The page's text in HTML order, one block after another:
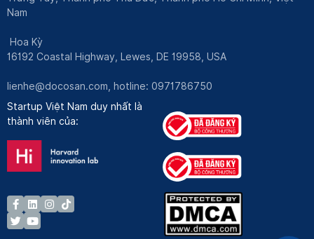
Nam
Hoa Kỳ
16192 Coastal Highway, Lewes, DE 19958, USA
lienhe@docosan.com , hotline: 0971786750
Startup Việt Nam duy nhất là
thành viên của: